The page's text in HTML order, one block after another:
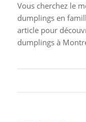
Vous cherchez le
dumplings en
article pour
dumplings à